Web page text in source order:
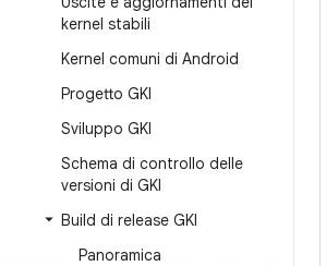
kernel stabili
Kernel comuni di Android
Progetto GKI
Sviluppo GKI
Schema di controllo delle
versioni di GKI
Build di release GKI
Panoramica